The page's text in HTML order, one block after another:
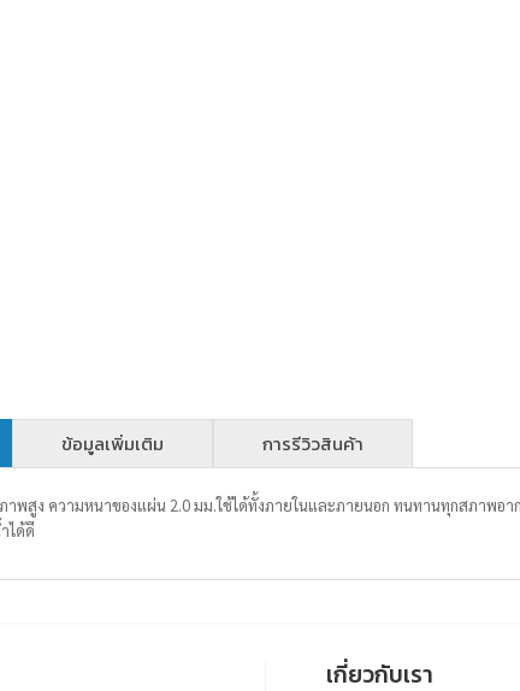
ข้อมูลเพิ่มเติม การรีวิวสินค้า
าพสูง ความหนาของแผ่น 2.0 มม.ใช้ได้ทั้งภายในและภายนอก ทนทานทุกสภาพ
ได้ดี
เกี่ยวกับเรา